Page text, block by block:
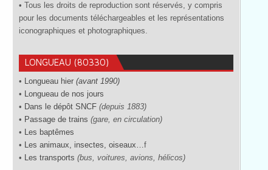
• Tous les droits de reproduction sont réservés, y compris
pour les documents téléchargeables et les représentations
iconographiques et photographiques.
LONGUEAU (80330)
• Longueau hier (avant 1990)
• Longueau de nos jours
• Dans le dépôt SNCF (depuis 1883)
• Passage de trains (gare, en circulation)
• Les baptêmes
• Les animaux, insectes, oiseaux…f
• Les transports (bus, voitures, avions, hélicos)